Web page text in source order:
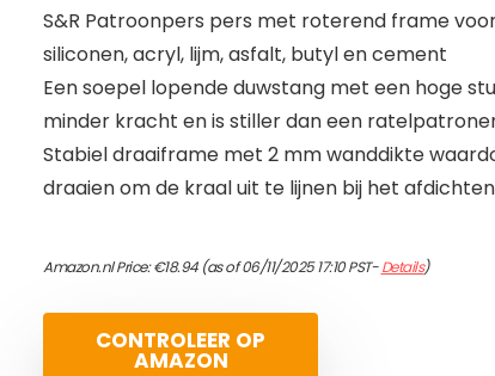
S&R Patroonpers pers met roterend frame
siliconen, acryl, lijm, asfalt, butyl en cement
Een soepel lopende duwstang met een hoge
minder kracht en is stiller dan een
Stabiel draaiframe met 2 mm wanddikte
draaien om de kraal uit te lijnen bij het
Amazon.nl Price:€18.94(as of 06/11/2025 17:10 PST-Details)
CONTROLEER OP
AMAZON